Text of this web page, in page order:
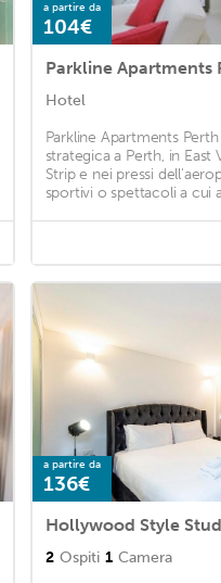
a partire da
104€
Parkline Apartments
Hotel
Parkline Apartments
strategica a Perth, in East
Strip e nei pressi
sportivi o spettacoli a cui
a partire da
136€
2 Ospiti 1 Camera